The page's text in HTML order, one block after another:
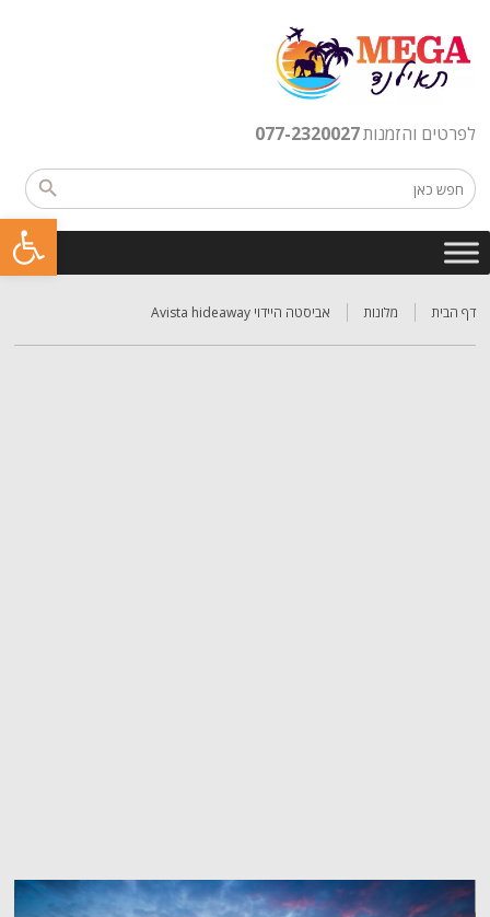
פתח סרגל נגישות
לפרטים והזמנות077-2320027
דף הבית מלונות אביסטה היידוי Avista hideaway